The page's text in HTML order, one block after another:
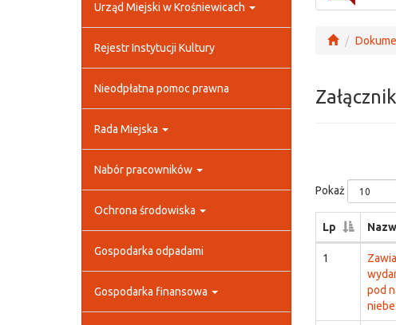
Urząd Miejski w Krośniewicach
Rejestr Instytucji Kultury
Nieodpłatna pomoc prawna
Rada Miejska
Nabór pracowników
Ochrona środowiska
Gospodarka odpadami
Gospodarka finansowa
Pokaż
Lp
1
pod